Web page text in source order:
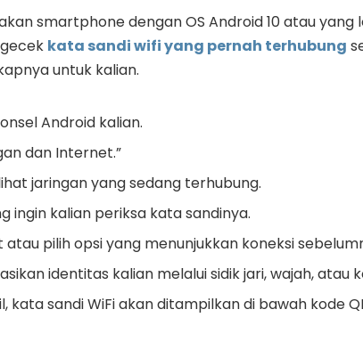
smartphone dengan OS Android 10 atau yang
kata sandi wifi yang pernah terhubung
untuk kalian.
Android kalian.
dan Internet.”
jaringan yang sedang terhubung.
ingin kalian periksa kata sandinya.
pilih opsi yang menunjukkan koneksi
identitas kalian melalui sidik jari, wajah, atau
kata sandi WiFi akan ditampilkan di bawah kode